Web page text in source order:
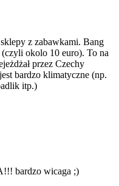
z zabawkami. Bang
okolo 10 euro). To na
przez Czechy
bardzo klimatyczne (np.
itp.)
bardzo wicaga ;)